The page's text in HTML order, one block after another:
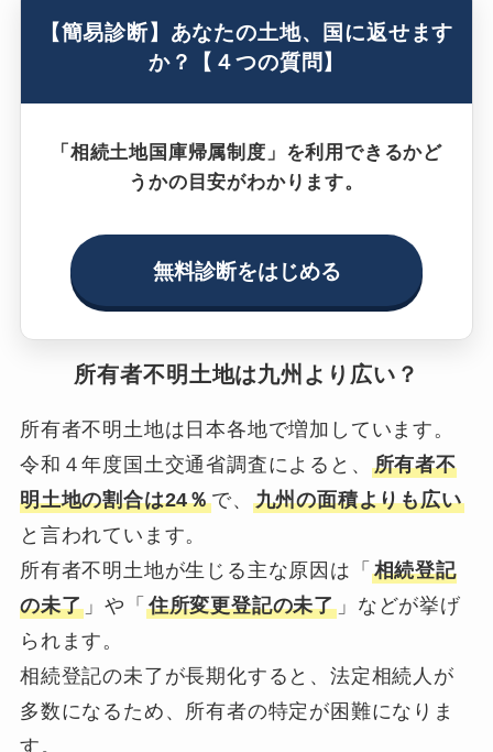
【簡易診断】あなたの土地、国に返せます
か？【４つの質問】
「相続土地国庫帰属制度」を利用できるかど
うかの目安がわかります。
無料診断をはじめる
所有者不明土地は九州より広い？
所有者不明土地は日本各地で増加しています。
令和４年度国土交通省調査によると、 所有者不
明土地の割合は24％で、 九州の面積よりも広い
と言われています。
所有者不明土地が生じる主な原因は「 相続登記
の未了 」や「 住所変更登記の未了 」などが挙げ
られます。
相続登記の未了が長期化すると、法定相続人が
多数になるため、所有者の特定が困難になりま
す。